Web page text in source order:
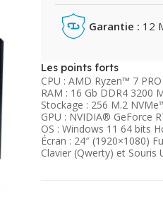
Garantie : 12
Les points forts
CPU : AMD Ryzen™ 7
RAM : 16 Gb DDR4 3200
Stockage : 256 M.2
GPU : NVIDIA® GeForce
OS : Windows 11 64 bits
Écran : 24″ (1920×1080)
Clavier (Qwerty) et Souris